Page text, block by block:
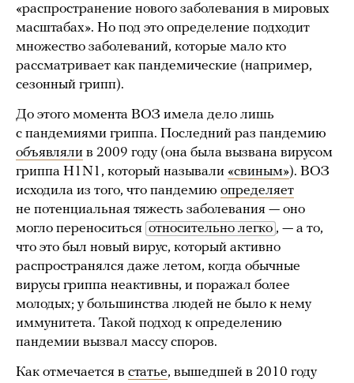
«распространение нового заболевания в мировых
масштабах». Но под это определение подходит
множество заболеваний, которые мало кто
рассматривает как пандемические (например,
сезонный грипп).
До этого момента ВОЗ имела дело лишь
с пандемиями гриппа. Последний раз пандемию
объявляли в 2009 году (она была вызвана вирусом
гриппа H1N1, который называли «свиным»). ВОЗ
исходила из того, что пандемию определяет
не потенциальная тяжесть заболевания — оно
могло переноситься относительно легко , — а то,
что это был новый вирус, который активно
распространялся даже летом, когда обычные
вирусы гриппа неактивны, и поражал более
молодых; у большинства людей не было к нему
иммунитета. Такой подход к определению
пандемии вызвал массу споров.
Как отмечается в статье, вышедшей в 2010 году